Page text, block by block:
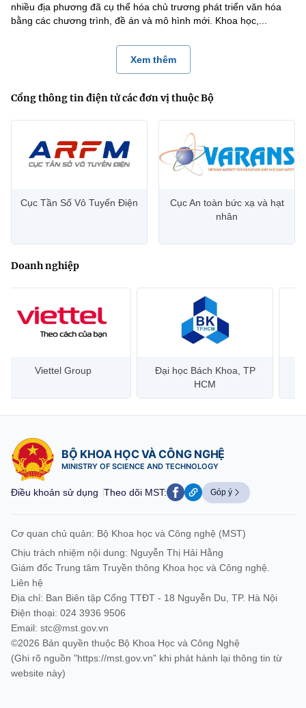
nhiều địa phương đã cụ thể hóa chủ trương phát triển văn hóa
bằng các chương trình, đề án và mô hình mới. Khoa học,...
Xem thêm
Cổng thông tin điện tử các đơn vị thuộc Bộ
Cục Tần Số Vô Tuyến Điện
Cục An toàn bức xạ và hạt
nhân
Doanh nghiệp
Đại học Bách Khoa, TP
Bưu điện Việt Nam –
Vietnam Post
BỘ KHOA HỌC VÀ CÔNG NGHỆ
MINISTRY OF SCIENCE AND TECHNOLOGY
Điều khoản sử dụng Theo dõi MST: Góp ý
Cơ quan chủ quản: Bộ Khoa học và Công nghệ (MST)
Chịu trách nhiệm nội dung: Nguyễn Thị Hải Hằng
Giám đốc Trung tâm Truyền thông Khoa học và Công nghệ.
Liên hệ
Địa chỉ: Ban Biên tập Cổng TTĐT - 18 Nguyễn Du, TP. Hà Nội
Điện thoại: 024 3936 9506
Email: stc@mst.gov.vn
©2026 Bản quyền thuộc Bộ Khoa Học và Công Nghệ
(Ghi rõ nguồn "https://mst.gov.vn" khi phát hành lại thông tin từ
website này)